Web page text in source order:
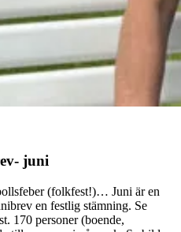
juni
(folkfest!)… Juni är en
en festlig stämning. Se
170 personer (boende,